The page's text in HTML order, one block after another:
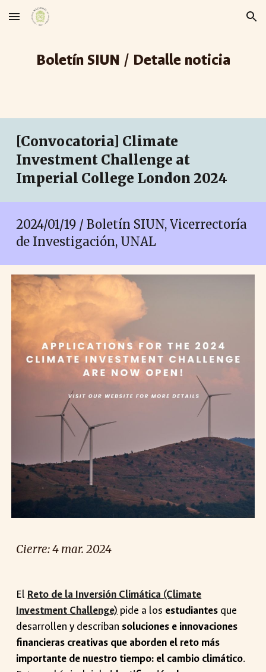
Skip to main content Skip to navigation
Boletín SIUN / Detalle noticia
[Convocatoria] Climate
Investment Challenge at
Imperial College London 2024
2024/01/19 / Boletín SIUN, Vicerrectoría
de Investigación, UNAL
Cierre:4 mar. 2024
El Reto de la Inversión Climática (Climate
Investment Challenge) pide a los estudiantes que
desarrollen y describan soluciones e innovaciones
financieras creativas que aborden el reto más
importante de nuestro tiempo: el cambio climático.